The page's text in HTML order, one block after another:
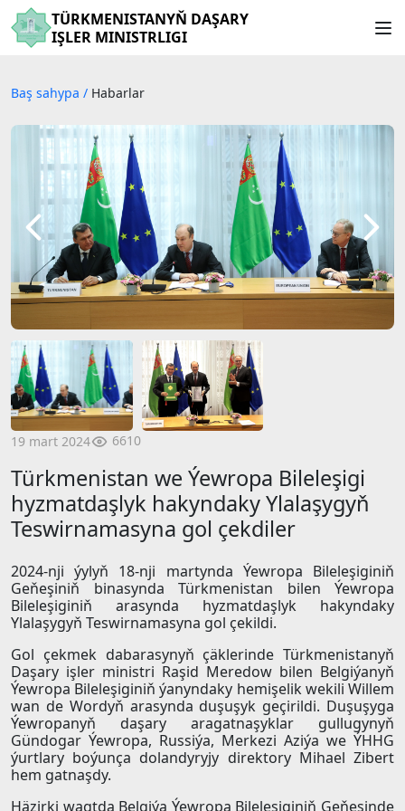
TÜRKMENISTANYŇ DAŞARY
IŞLER MINISTRLIGI
Baş sahypa / Habarlar
19 mart 2024 6610
Türkmenistan we Ýewropa Bileleşigi
hyzmatdaşlyk hakyndaky Ylalaşygyň
Teswirnamasyna gol çekdiler
2024-nji ýylyň 18-nji martynda Ýewropa Bileleşiginiň
Geňeşiniň binasynda Türkmenistan bilen Ýewropa
Bileleşiginiň arasynda hyzmatdaşlyk hakyndaky
Ylalaşygyň Teswirnamasyna gol çekildi.
Gol çekmek dabarasynyň çäklerinde Türkmenistanyň
Daşary işler ministri Raşid Meredow bilen Belgiýanyň
Ýewropa Bileleşiginiň ýanyndaky hemişelik wekili Willem
wan de Wordyň arasynda duşuşyk geçirildi. Duşuşyga
Ýewropanyň daşary aragatnaşyklar gullugynyň
Gündogar Ýewropa, Russiýa, Merkezi Aziýa we ÝHHG
ýurtlary boýunça dolandyryjy direktory Mihael Zibert
hem gatnaşdy.
Häzirki wagtda Belgiýa Ýewropa Bileleşiginiň Geňeşinde